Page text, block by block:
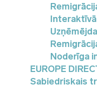
Noderīga
EUROPE
Sabiedriskais